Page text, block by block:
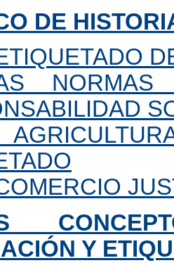
DE
NORMAS
Y